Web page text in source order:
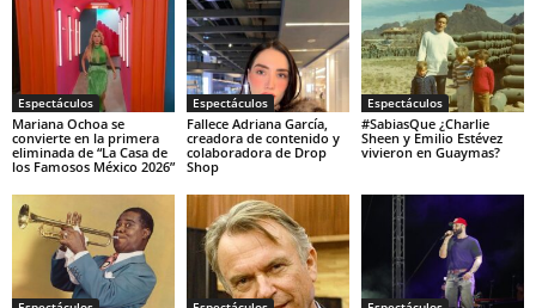
Espectáculos
Mariana Ochoa se
convierte en la primera
eliminada de “La Casa de
los Famosos México 2026”
Espectáculos
Fallece Adriana García,
creadora de contenido y
colaboradora de Drop
Shop
Espectáculos
#SabiasQue ¿Charlie
Sheen y Emilio Estévez
vivieron en Guaymas?